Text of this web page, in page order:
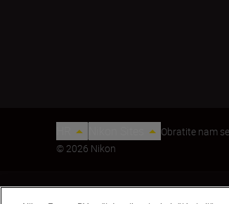
Obratite nam se
© 2026 Nikon